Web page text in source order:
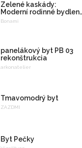
Zelené kaskády:
Moderní rodinné bydlení
na celý život
Bonami
panelákový byt PB 03
rekonštrukcia
arkonatelier
Tmavomodrý byt
ZAZDMI
Byt Pečky